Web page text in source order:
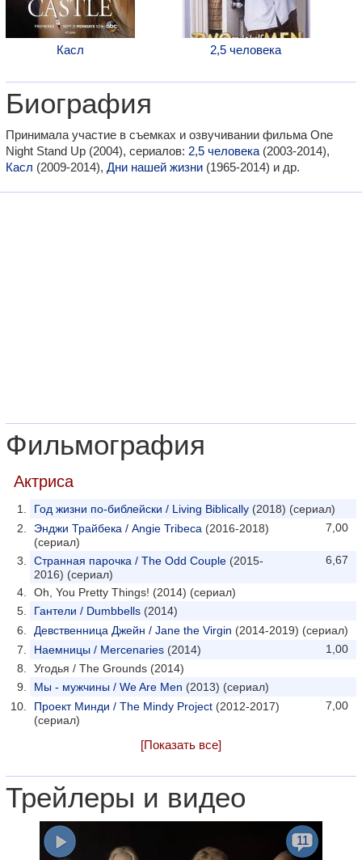
Касл 2,5 человека
Биография
Принимала участие в съемках и озвучивании фильма One
Night Stand Up (2004), сериалов: 2,5 человека (2003-2014),
Касл (2009-2014), Дни нашей жизни (1965-2014) и др.
Фильмография
Актриса
Год жизни по-библейски / Living Biblically (2018) (сериал)
7,00
Энджи Трайбека / Angie Tribeca (2016-2018)
(сериал)
6,67
Странная парочка / The Odd Couple (2015-
2016) (сериал)
Oh, You Pretty Things! (2014) (сериал)
Гантели / Dumbbells (2014)
Девственница Джейн / Jane the Virgin (2014-2019) (сериал)
1,00
Наемницы / Mercenaries (2014)
Угодья / The Grounds (2014)
Мы - мужчины / We Are Men (2013) (сериал)
7,00
Проект Минди / The Mindy Project (2012-2017)
(сериал)
[Показать все]
Трейлеры и видео
11